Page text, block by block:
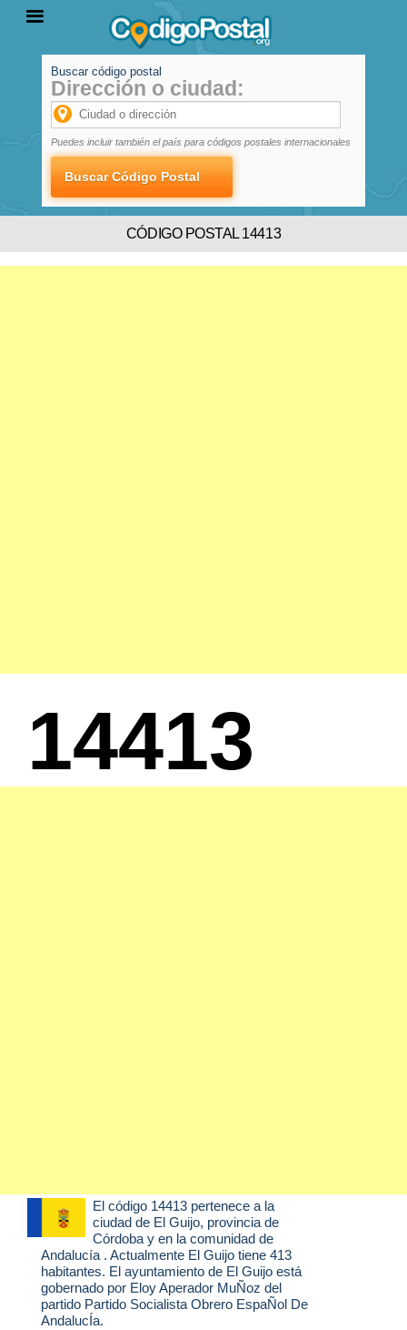
PROVINCIAS
LOCALIDADES
Buscar código postal
Dirección o ciudad:
Puedes incluir también el país para códigos postales internacionales
CÓDIGO POSTAL 14413
14413
El código 14413 pertenece a la
ciudad de El Guijo, provincia de
Córdoba y en la comunidad de
Andalucía . Actualmente El Guijo tiene 413
habitantes. El ayuntamiento de El Guijo está
gobernado por Eloy Aperador MuÑoz del
partido Partido Socialista Obrero EspaÑol De
AndalucÍa.